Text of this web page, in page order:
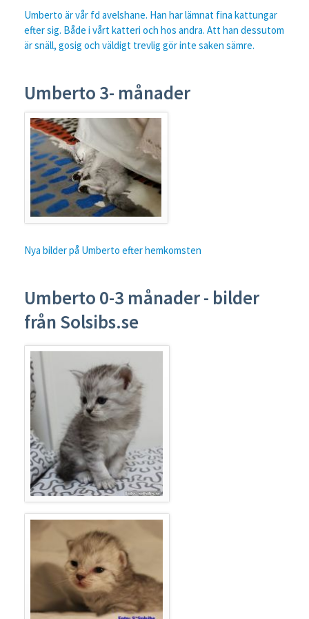
Umberto är vår fd avelshane. Han har lämnat fina kattungar
efter sig. Både i vårt katteri och hos andra. Att han dessutom
är snäll, gosig och väldigt trevlig gör inte saken sämre.
Umberto 3- månader
Nya bilder på Umberto efter hemkomsten
Umberto 0-3 månader - bilder
från Solsibs.se